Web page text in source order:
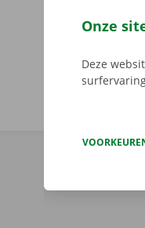
Onze
Deze